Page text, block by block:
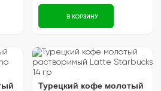
В КОРЗИНУ
Турецкий кофе молотый